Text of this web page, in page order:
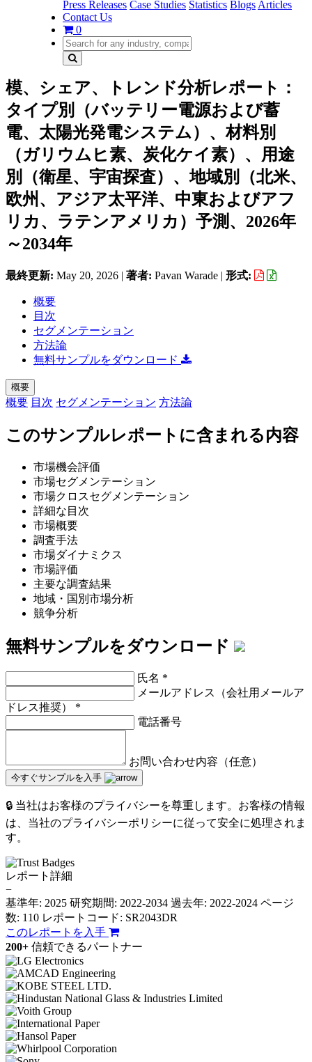
Press Releases Case Studies Statistics Blogs Articles
Contact Us
0
模、シェア、トレンド分析レポート：
タイプ別（バッテリー電源および蓄
電、太陽光発電システム）、材料別
（ガリウムヒ素、炭化ケイ素）、用途
別（衛星、宇宙探査）、地域別（北米、
欧州、アジア太平洋、中東およびアフ
リカ、ラテンアメリカ）予測、2026年
～2034年
最終更新: May 20, 2026 | 著者: Pavan Warade | 形式:
概要
目次
セグメンテーション
方法論
無料サンプルをダウンロード
概要
概要 目次 セグメンテーション 方法論
このサンプルレポートに含まれる内容
市場機会評価
市場セグメンテーション
市場クロスセグメンテーション
詳細な目次
市場概要
調査手法
市場ダイナミクス
市場評価
主要な調査結果
地域・国別市場分析
競争分析
無料サンプルをダウンロード
氏名 *
メールアドレス（会社用メールア
ドレス推奨） *
電話番号
お問い合わせ内容（任意）
今すぐサンプルを入手
🔒 当社はお客様のプライバシーを尊重します。お客様の情報
は、当社のプライバシーポリシーに従って安全に処理されま
す。
レポート詳細
−
基準年: 2025 研究期間: 2022-2034 過去年: 2022-2024 ページ
数: 110 レポートコード: SR2043DR
このレポートを入手
200+ 信頼できるパートナー